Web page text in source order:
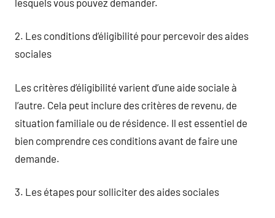
2. Les conditions d’éligibilité pour percevoir des aides
sociales
Les critères d’éligibilité varient d’une aide sociale à
l’autre. Cela peut inclure des critères de revenu, de
situation familiale ou de résidence. Il est essentiel de
bien comprendre ces conditions avant de faire une
demande.
3. Les étapes pour solliciter des aides sociales